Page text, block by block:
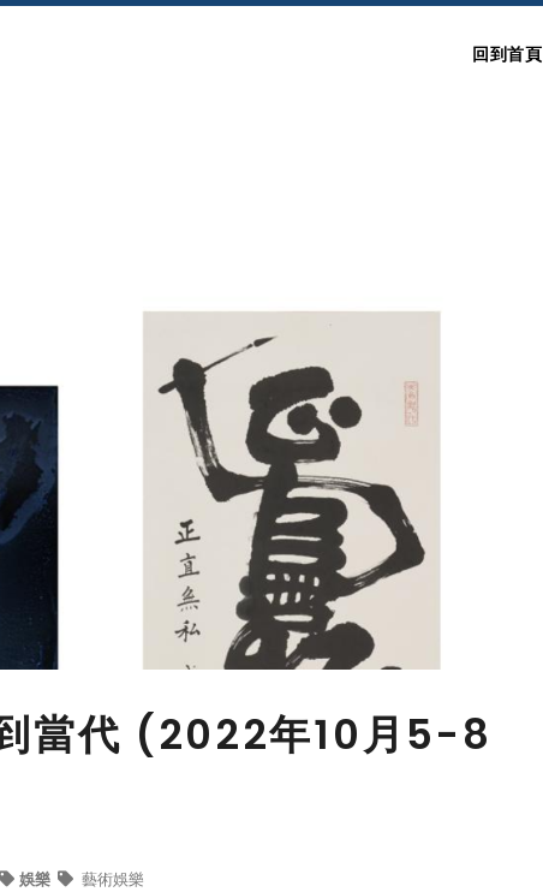
回到首頁
當代 (2022年10月5-8
娛樂 藝術娛樂